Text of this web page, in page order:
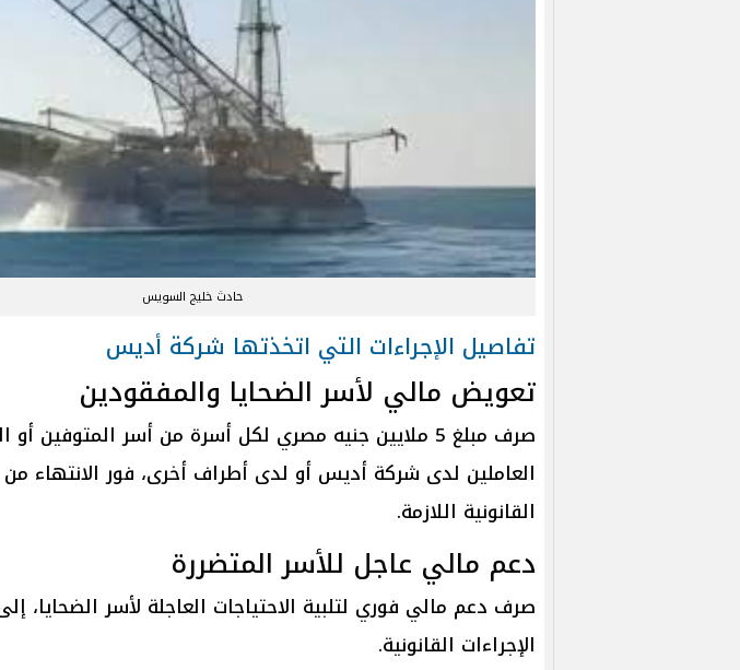
حادث خليج السويس
تفاصيل الإجراءات التي اتخذتها شركة أديس
تعويض مالي لأسر الضحايا والمفقودين
صرف مبلغ 5 ملايين جنيه مصري لكل أسرة من أسر المتوفين
العاملين لدى شركة أديس أو لدى أطراف أخرى، فور الانتهاء من
القانونية اللازمة.
دعم مالي عاجل للأسر المتضررة
صرف دعم مالي فوري لتلبية الاحتياجات العاجلة لأسر الضحايا،
الإجراءات القانونية.